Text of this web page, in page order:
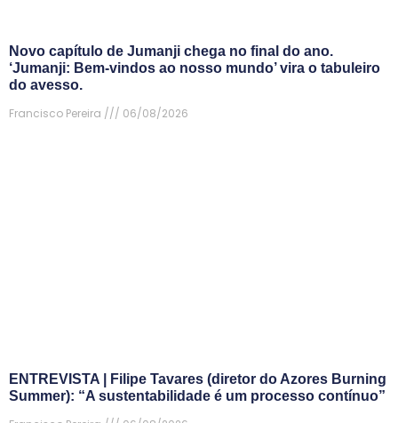
Novo capítulo de Jumanji chega no final do ano.
‘Jumanji: Bem-vindos ao nosso mundo’ vira o tabuleiro
do avesso.
Francisco Pereira
06/08/2026
ENTREVISTA | Filipe Tavares (diretor do Azores Burning
Summer): “A sustentabilidade é um processo contínuo”